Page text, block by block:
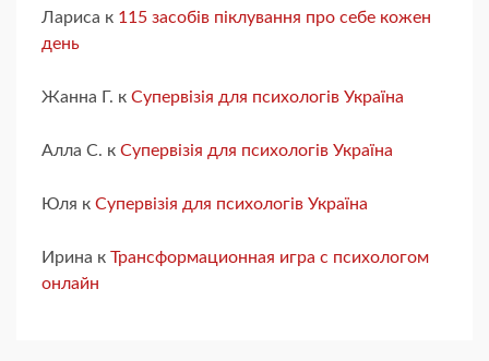
Лариса к 115 засобів піклування про себе кожен
день
Жанна Г. к Супервізія для психологів Україна
Алла С. к Супервізія для психологів Україна
Юля к Супервізія для психологів Україна
Ирина к Трансформационная игра с психологом
онлайн